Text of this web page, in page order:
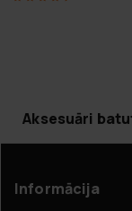
Aksesuāri
Informācija